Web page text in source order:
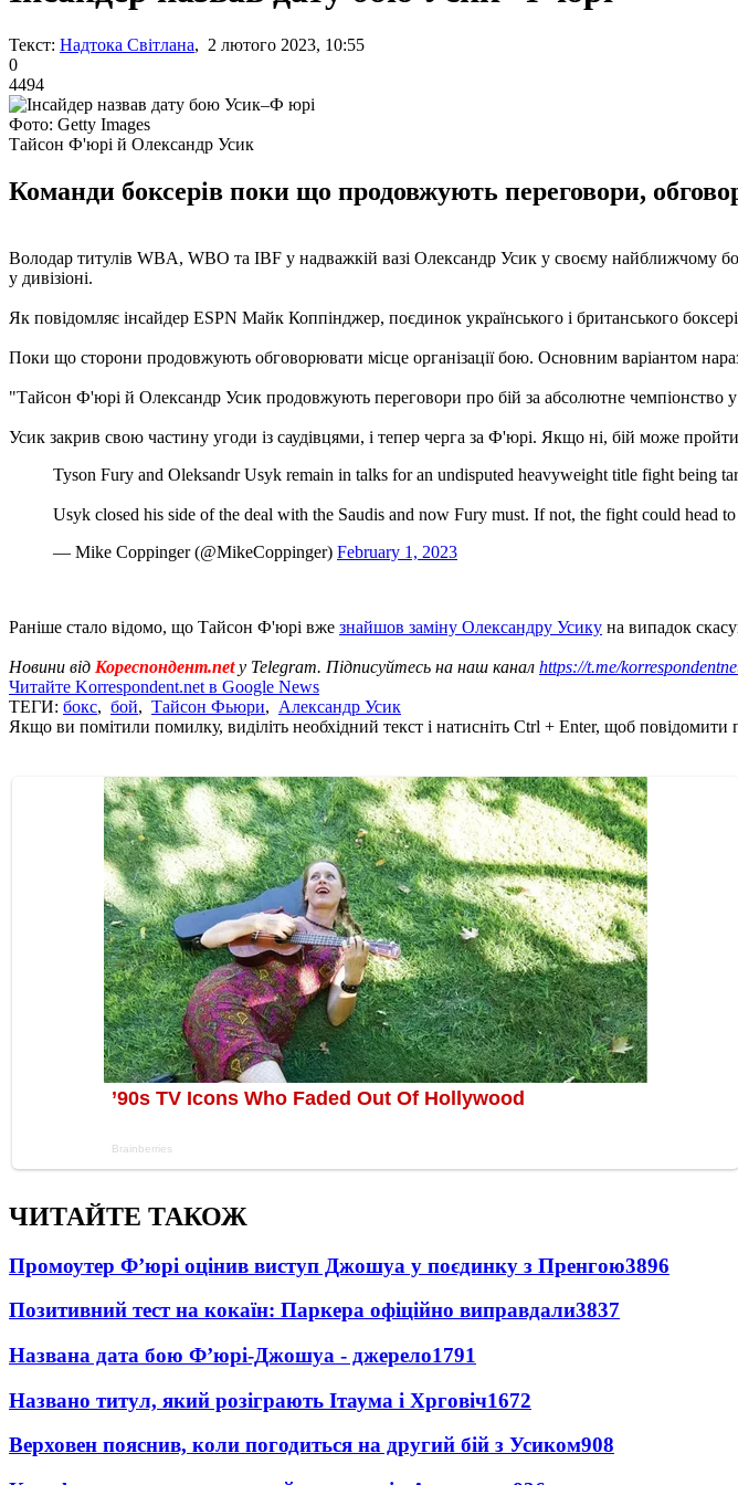
Текст: Надтока Світлана, 2 лютого 2023, 10:55
0
4494
Фото: Getty Images
Тайсон Ф'юрі й Олександр Усик
Команди боксерів поки що продовжують переговори,
Володар титулів WBA, WBO та IBF у надважкій вазі Олександр Усик у своєму найближчому
у дивізіоні.
Як повідомляє інсайдер ESPN Майк Коппінджер, поєдинок українського і британського
Поки що сторони продовжують обговорювати місце організації бою. Основним варіантом
"Тайсон Ф'юрі й Олександр Усик продовжують переговори про бій за абсолютне чемпіонство у
Усик закрив свою частину угоди із саудівцями, і тепер черга за Ф'юрі. Якщо ні, бій може
Tyson Fury and Oleksandr Usyk remain in talks for an undisputed heavyweight title fight being
Usyk closed his side of the deal with the Saudis and now Fury must. If not, the fight could head
— Mike Coppinger (@MikeCoppinger) February 1, 2023
Раніше стало відомо, що Тайсон Ф'юрі вже знайшов заміну Олександру Усику на випадок
Новини від Кореспондент.netу Telegram. Підписуйтесь на наш канал https://t.me/
Читайте Korrespondent.net в Google News
ТЕГИ: бокс, бой, Тайсон Фьюри, Александр Усик
Якщо ви помітили помилку, виділіть необхідний текст і натисніть Ctrl + Enter, щоб повідомити
ЧИТАЙТЕ ТАКОЖ
Промоутер Ф’юрі оцінив виступ Джошуа у поєдинку з Пренгою3896
Позитивний тест на кокаїн: Паркера офіційно виправдали3837
Названа дата бою Ф’юрі-Джошуа - джерело1791
Названо титул, який розіграють Ітаума і Хрговіч1672
Верховен пояснив, коли погодиться на другий бій з Усиком908